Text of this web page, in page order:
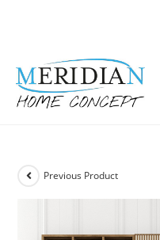
Previous Product